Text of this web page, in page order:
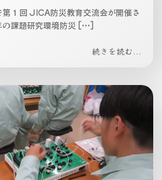
１回 JICA防災教育交流会が開催さ
の課題研究環境防災 […]
続きを読む...